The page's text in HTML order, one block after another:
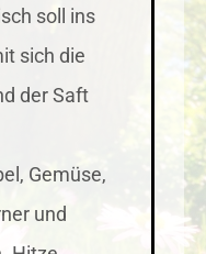
soll ins
sich die
der Saft
Gemüse,
und